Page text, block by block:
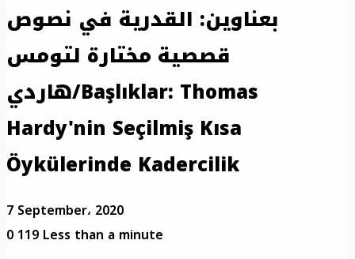
بعناوين: القدرية في نصوص
قصصية مختارة لتومس
هاردي/Başlıklar: Thomas
Hardy'nin Seçilmiş Kısa
Öykülerinde Kadercilik
7 September، 2020
0119Less than a minute